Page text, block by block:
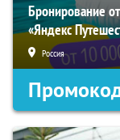
Бронирование
«Яндекс
Россия